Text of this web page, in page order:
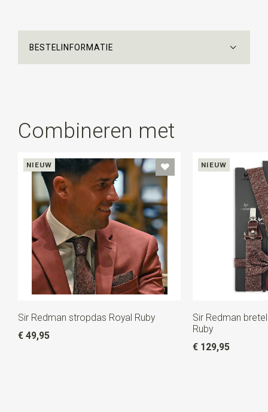
BESTELINFORMATIE
Combineren met
NIEUW
Sir Redman stropdas Royal Ruby
€ 49,95
NIEUW
Sir Redman
Ruby
€ 129,95